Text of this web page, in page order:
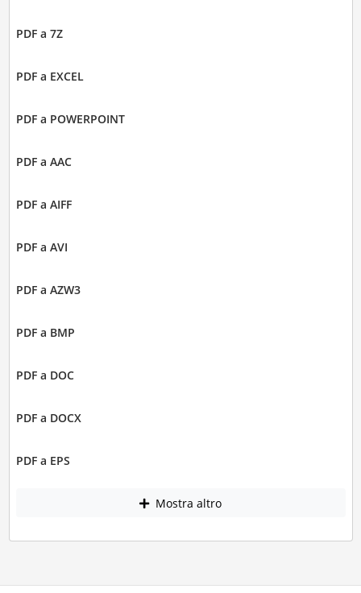
PDF a 7Z
PDF a EXCEL
PDF a POWERPOINT
PDF a AAC
PDF a AIFF
PDF a AVI
PDF a AZW3
PDF a BMP
PDF a DOC
PDF a DOCX
PDF a EPS
Mostra altro